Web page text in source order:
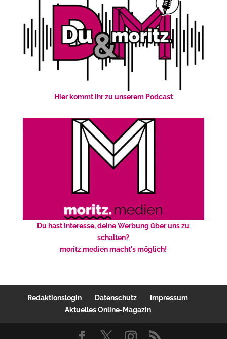
Hier kommt ihr zu unserem Podcast
Du hast Interesse, deine Werbung über uns zu
schalten?
moritz.medien macht's möglich!
Redaktionslogin Datenschutz
Impressum
Aktuelles Online-Magazin